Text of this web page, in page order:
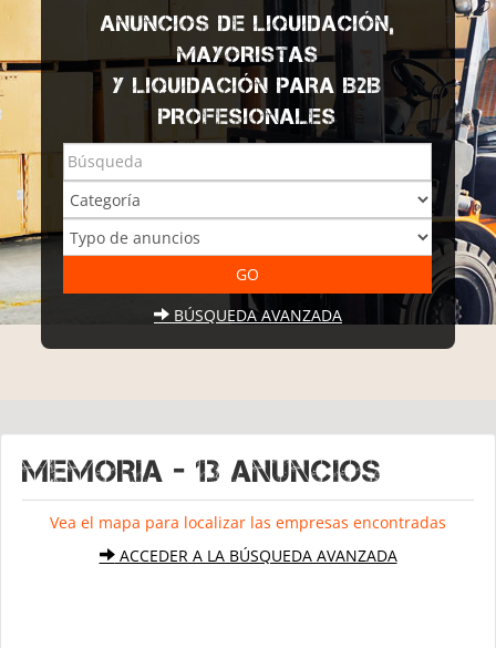
ANUNCIOS DE LIQUIDACIÓN,
MAYORISTAS
Y LIQUIDACIÓN PARA B2B
PROFESIONALES
BÚSQUEDA AVANZADA
MEMORIA - 13 Anuncios
Vea el mapa para localizar las empresas encontradas
ACCEDER A LA BÚSQUEDA AVANZADA